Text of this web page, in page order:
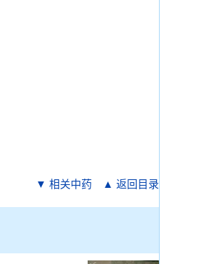
▼ 相关中药 ▲ 返回目录